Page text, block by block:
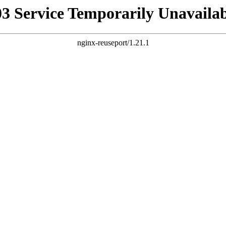
Service Temporarily
nginx-reuseport/1.21.1